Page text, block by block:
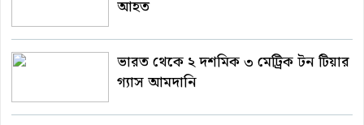
আহত
ভারত থেকে ২ দশমিক ৩ মেট্রিক টন টিয়ার
গ্যাস আমদানি